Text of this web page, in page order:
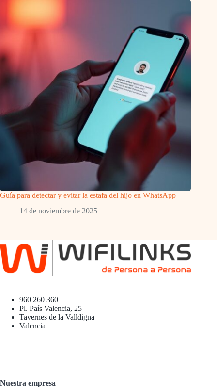
Guía para detectar y evitar la estafa del hijo en WhatsApp
14 de noviembre de 2025
960 260 360
Pl. País Valencia, 25
Tavernes de la Valldigna
Valencia
Nuestra empresa